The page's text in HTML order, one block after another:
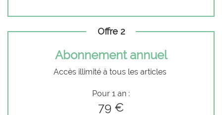
Offre 2
Abonnement annuel
Accès illimité à tous les articles
Pour 1 an :
79 €